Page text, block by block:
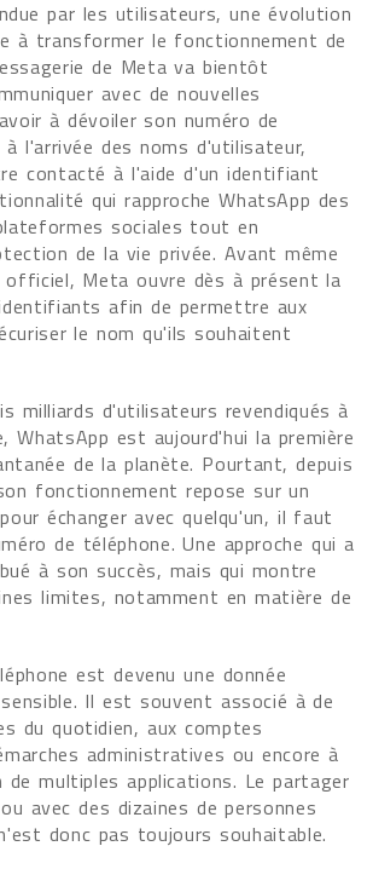
par les utilisateurs, une évolution
à transformer le fonctionnement de
de Meta va bientôt
avec de nouvelles
à dévoiler son numéro de
à l'arrivée des noms d'utilisateur,
contacté à l'aide d'un identifiant
qui rapproche WhatsApp des
sociales tout en
de la vie privée. Avant même
officiel, Meta ouvre dès à présent la
afin de permettre aux
le nom qu'ils souhaitent
milliards d'utilisateurs revendiqués à
WhatsApp est aujourd'hui la première
de la planète. Pourtant, depuis
fonctionnement repose sur un
échanger avec quelqu'un, il faut
de téléphone. Une approche qui a
à son succès, mais qui montre
limites, notamment en matière de
est devenu une donnée
Il est souvent associé à de
du quotidien, aux comptes
administratives ou encore à
multiples applications. Le partager
avec des dizaines de personnes
donc pas toujours souhaitable.